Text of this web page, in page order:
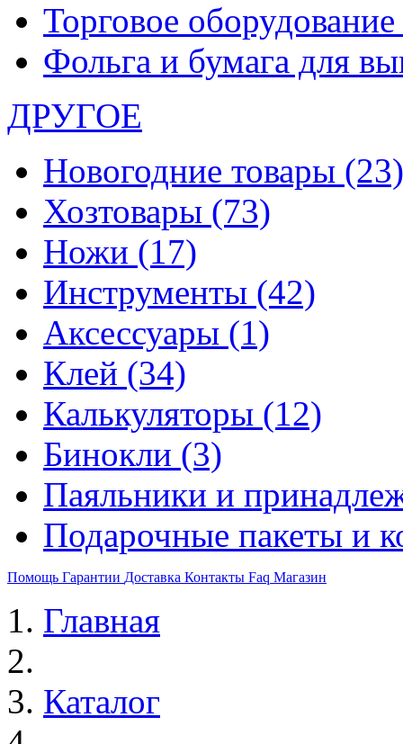
Торговое оборудование
Фольга и бумага для
ДРУГОЕ
Новогодние товары (23)
Хозтовары (73)
Ножи (17)
Инструменты (42)
Аксессуары (1)
Клей (34)
Калькуляторы (12)
Бинокли (3)
Паяльники и
Подарочные пакеты и
Помощь Гарантии Доставка Контакты Faq Магазин
Главная
Каталог